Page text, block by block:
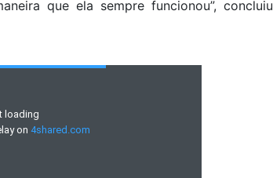
que ela sempre funcionou”, concluiu